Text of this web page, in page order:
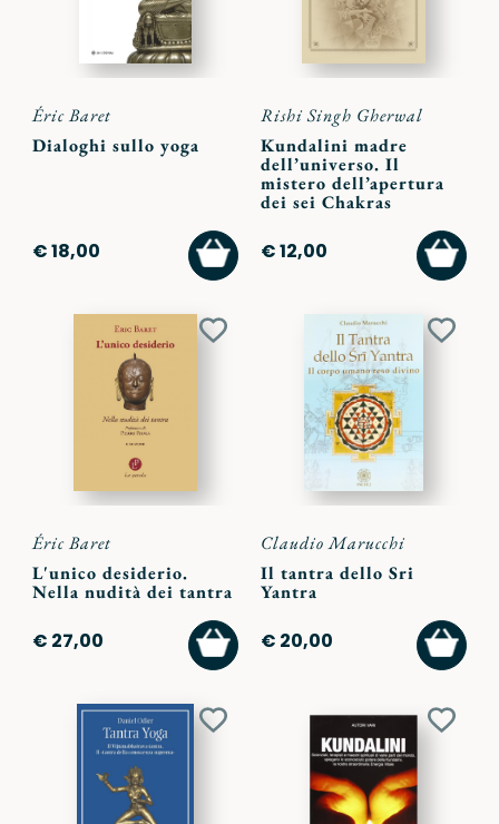
Éric Baret
Dialoghi sullo yoga
€ 18,00
AGGIUNGI
AL
CARRELLO
Rishi Singh Gherwal
Kundalini madre
dell’universo. Il
mistero dell’apertura
dei sei Chakras
€ 12,00
AL
Aggiungi
Éric Baret
L'unico desiderio.
Nella nudità dei tantra
€ 27,00
AGGIUNGI
AL
CARRELLO
Claudio Marucchi
Il tantra dello Sri
Yantra
€ 20,00
AL
Aggiungi